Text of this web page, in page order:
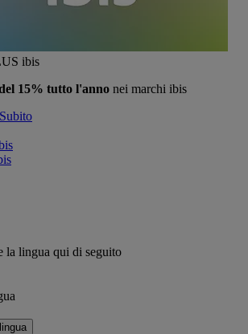
ibis
15% tutto l'anno nei marchi ibis
la lingua qui di seguito